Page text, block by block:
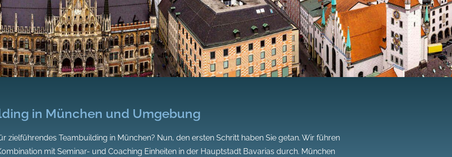
in München und Umgebung
zielführendes Teambuilding in München? Nun, den ersten Schritt haben Sie getan. Wir führen
mit Seminar- und Coaching Einheiten in der Hauptstadt Bavarias durch. München